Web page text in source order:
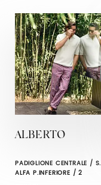
ALBERTO
PADIGLIONE CENTRALE / S.
ALFA P.INFERIORE / 2